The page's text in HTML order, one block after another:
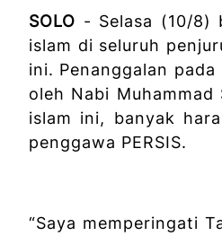
SOLO - Selasa (10/8)
islam di seluruh
ini. Penanggalan
oleh Nabi
islam ini, banyak
penggawa PERSIS.
“Saya memperingati